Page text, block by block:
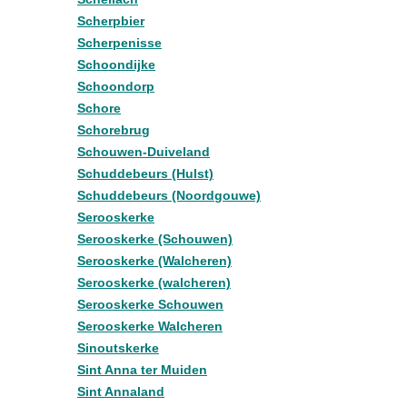
Scherpbier
Scherpenisse
Schoondijke
Schoondorp
Schore
Schorebrug
Schouwen-Duiveland
Schuddebeurs (Hulst)
Schuddebeurs (Noordgouwe)
Serooskerke
Serooskerke (Schouwen)
Serooskerke (Walcheren)
Serooskerke (walcheren)
Serooskerke Schouwen
Serooskerke Walcheren
Sinoutskerke
Sint Anna ter Muiden
Sint Annaland